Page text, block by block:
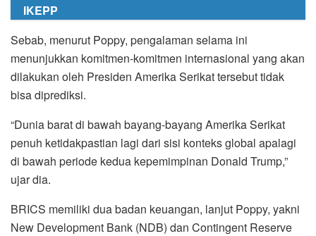
IKEPP
Sebab, menurut Poppy, pengalaman selama ini
menunjukkan komitmen-komitmen internasional yang akan
dilakukan oleh Presiden Amerika Serikat tersebut tidak
bisa diprediksi.
“Dunia barat di bawah bayang-bayang Amerika Serikat
penuh ketidakpastian lagi dari sisi konteks global apalagi
di bawah periode kedua kepemimpinan Donald Trump,”
ujar dia.
BRICS memiliki dua badan keuangan, lanjut Poppy, yakni
New Development Bank (NDB) dan Contingent Reserve